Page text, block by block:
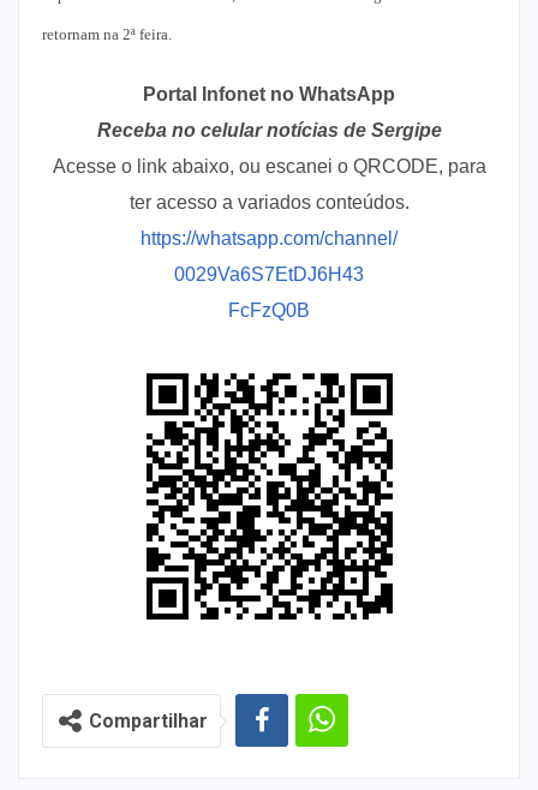
retornam na 2ª feira.
Portal Infonet no WhatsApp
Receba no celular notícias de Sergipe
Acesse o link abaixo, ou escanei o QRCODE, para
ter acesso a variados conteúdos.
https://whatsapp.com/channel/
0029Va6S7EtDJ6H43
FcFzQ0B
Compartilhar